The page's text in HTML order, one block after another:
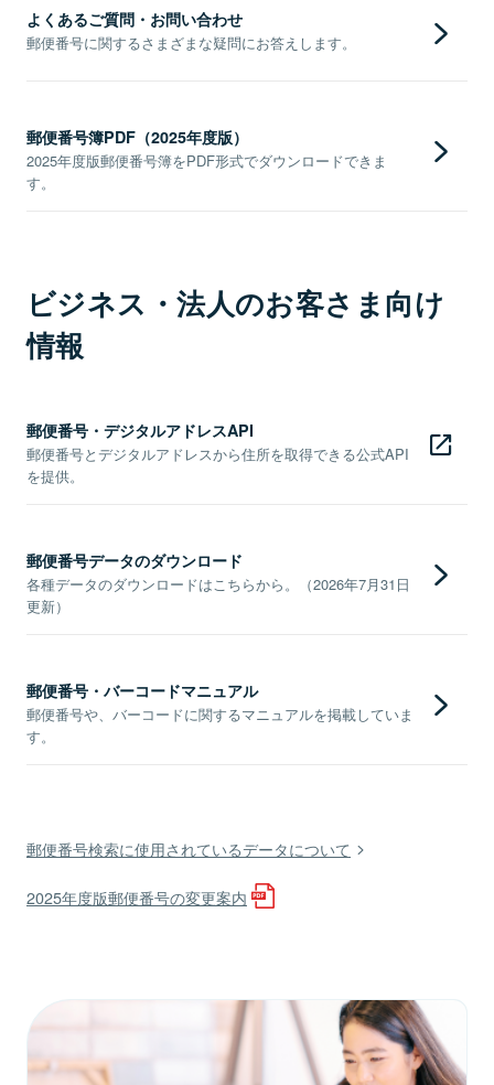
よくあるご質問・お問い合わせ
郵便番号に関するさまざまな疑問にお答えします。
郵便番号簿PDF（2025年度版）
2025年度版郵便番号簿をPDF形式でダウンロードできま
す。
ビジネス・法人のお客さま向け
情報
郵便番号・デジタルアドレスAPI
郵便番号とデジタルアドレスから住所を取得できる公式API
を提供。
郵便番号データのダウンロード
各種データのダウンロードはこちらから。（2026年7月31日
更新）
郵便番号・バーコードマニュアル
郵便番号や、バーコードに関するマニュアルを掲載していま
す。
郵便番号検索に使用されているデータについて
2025年度版郵便番号の変更案内